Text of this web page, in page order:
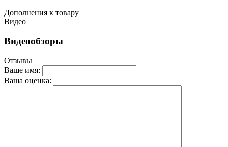
Дополнения к товару
Видео
Видеообзоры
Отзывы
Ваше имя:
Ваша оценка: